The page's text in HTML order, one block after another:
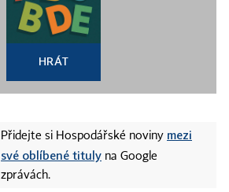
HRÁT
Přidejte si Hospodářské noviny mezi
své oblíbené tituly na Google
zprávách.